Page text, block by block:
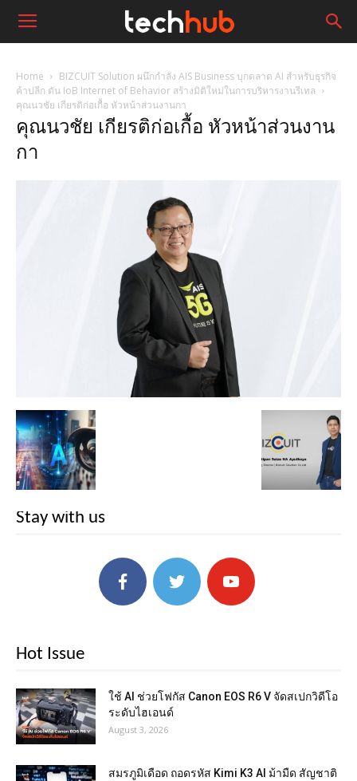
Home
BIZCUIT Solution ผนึกกำลัง AIS Business บุกตลาด AI สำหรับธุรกิจ
ค้าปลีก ดัน IoB Internet of Behavior สร้างมิติใหม่ในการบริหารงานรีเทล
คุณนวชัย เกียรติก่อเกื้อ หัวหน้าส่วนงานกา
คุณนวชัย เกียรติก่อเกื้อ หัวหน้าส่วนงาน
กา
Stay with us
Hot Issue
ใช้ AI ช่วยโฟกัส Canon EOS R6 V จัดสเปกวิดีโอ
ระดับไฮเอนด์
August 3, 2026
สมรภูมิเดือด ถอดรหัส Kimi K3 AI ม้ามืด สัญชาติ